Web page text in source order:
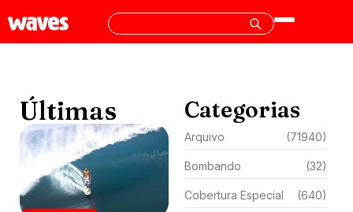
Últimas Categorias
Arquivo (71940)
Bombando (32)
Cobertura Especial (640)